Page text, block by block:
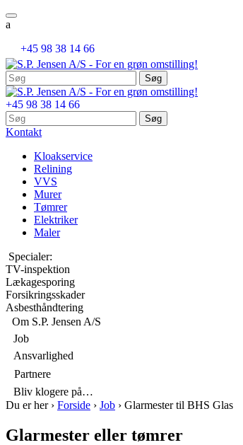
a
+45 98 38 14 66
Søg
efter:
+45 98 38 14 66
Søg
efter:
Kontakt
Kloakservice
Relining
VVS
Murer
Tømrer
Elektriker
Maler
Specialer:
TV-inspektion
Lækagesporing
Forsikringsskader
Asbesthåndtering
Om S.P. Jensen A/S
Job
Ansvarlighed
Partnere
Bliv klogere på…
Du er her › Forside › Job › Glarmester til BHS Glas
Glarmester eller tømrer